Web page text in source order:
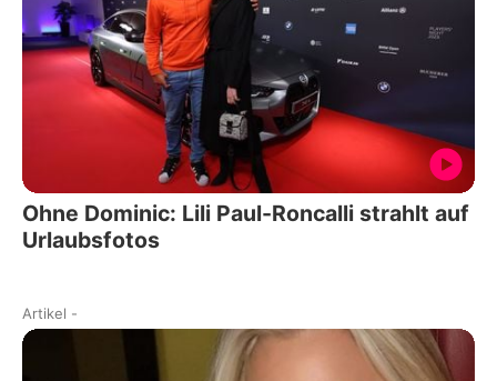
Ohne Dominic: Lili Paul-Roncalli strahlt auf
Urlaubsfotos
Artikel -